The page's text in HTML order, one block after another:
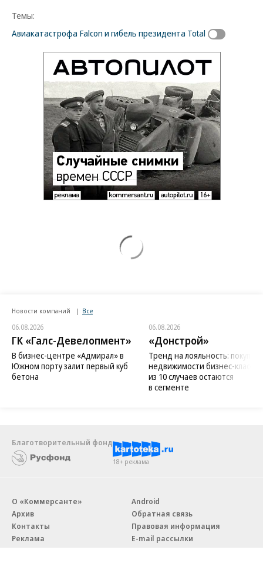
Темы:
Авиакатастрофа Falcon и гибель президента Total
Новости компаний Все
06.08.2026
ГК «Галс-Девелопмент»
В бизнес-центре «Адмирал» в
Южном порту залит первый куб
бетона
06.08.2026
«Донстрой»
Тренд на лояльность:
недвижимости бизнес-класса
из 10 случаев остаются
в сегменте
Благотворительный фонд
18+ реклама
О «Коммерсанте»
Архив
Контакты
Реклама
Android
Обратная связь
Правовая информация
E-mail рассылки